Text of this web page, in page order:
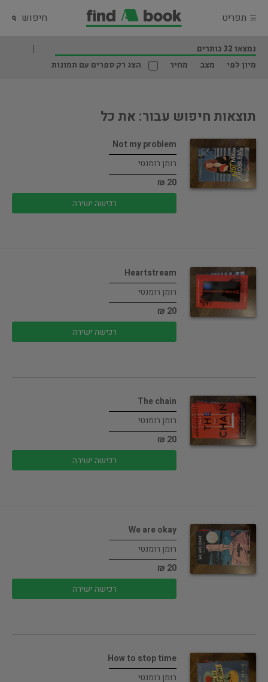
תפריט חיפוש
נמצאו 32 כותרים
מיון לפי
מצב מחיר הצג רק ספרים עם תמונות
תוצאות חיפוש עבור: את כל
Not my problem
רומן רומנטי
20 ₪
רכישה ישירה
Heartstream
רומן רומנטי
20 ₪
רכישה ישירה
The chain
רומן רומנטי
20 ₪
רכישה ישירה
We are okay
רומן רומנטי
20 ₪
רכישה ישירה
How to stop time
רומן רומנטי